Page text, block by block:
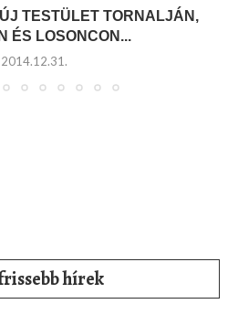
TESTÜLET TORNALJÁN,
ÉS LOSONCON...
2014.12.31.
hírek